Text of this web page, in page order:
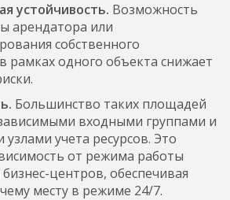
устойчивость. Возможность
арендатора или
собственного
рамках одного объекта снижает
Большинство таких площадей
входными группами и
учета ресурсов. Это
от режима работы
центров, обеспечивая
месту в режиме 24/7.